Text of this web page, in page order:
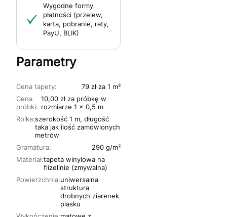
Wygodne formy
płatności (przelew,
karta, pobranie, raty,
PayU, BLIK)
Parametry
Cena tapety:
79 zł za 1 m²
Cena
próbki:
10,00 zł za próbkę w
rozmiarze 1 x 0,5 m
Rolka:szerokość 1 m, długość
taka jak ilość zamówionych
metrów
Materiał:tapeta winylowa na
flizelinie (zmywalna)
Powierzchnia:uniwersalna
struktura
drobnych ziarenek
piasku
Gramatura: 290 g/m²